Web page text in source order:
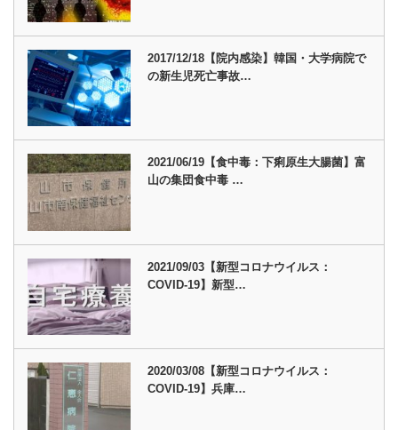
2017/12/18【院内感染】韓国・大学病院で
の新生児死亡事故…
2021/06/19【食中毒：下痢原生大腸菌】富
山の集団食中毒 …
2021/09/03【新型コロナウイルス：
COVID-19】新型…
2020/03/08【新型コロナウイルス：
COVID-19】兵庫…